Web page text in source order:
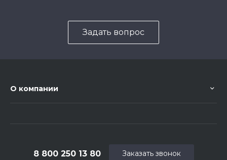
Задать вопрос
О компании
8 800 250 13 80 Заказать звонок